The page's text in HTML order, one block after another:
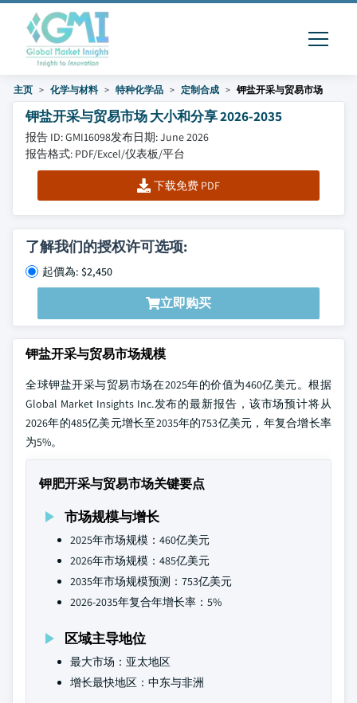
主页 化学与材料 特种化学品 定制合成 钾盐开采与贸易市场
钾盐开采与贸易市场 大小和分享 2026-2035
报告 ID: GMI16098发布日期: June 2026
报告格式: PDF/Excel/仪表板/平台
下载免费 PDF
了解我们的授权许可选项:
起價為: $2,450
立即购买
钾盐开采与贸易市场规模
全球钾盐开采与贸易市场在2025年的价值为460亿美元。根据
Global Market Insights Inc.发布的最新报告，该市场预计将从
2026年的485亿美元增长至2035年的753亿美元，年复合增长率
为5%。
钾肥开采与贸易市场关键要点
市场规模与增长
2025年市场规模：460亿美元
2026年市场规模：485亿美元
2035年市场规模预测：753亿美元
2026-2035年复合年增长率：5%
区域主导地位
最大市场：亚太地区
增长最快地区：中东与非洲